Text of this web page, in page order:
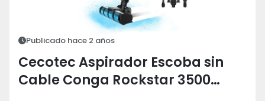
Publicado hace 2 años
Cecotec Aspirador Escoba sin
Cable Conga Rockstar 3500